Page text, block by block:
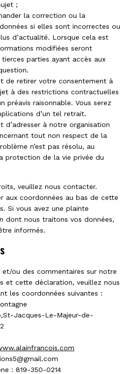
;
la correction ou la
si elles sont incorrectes ou
d’actualité. Lorsque cela est
modifiées seront
parties ayant accès aux
de retirer votre consentement à
à des restrictions contractuelles
préavis raisonnable. Vous serez
d’un tel retrait.
d’adresser à notre organisation
tout non respect de la
n’est pas résolu, au
protection de la vie privée du
veuillez nous contacter.
aux coordonnées au bas de cette
Si vous avez une plainte
dont nous traitons vos données,
informés.
et/ou des commentaires sur notre
et cette déclaration, veuillez nous
les coordonnées suivantes :
Jacques-Le-Majeur-de-
gmail.com
: 819-350-0214